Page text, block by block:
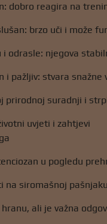
dobro reagira na
brzo uči i može
i odrasle: njegova
i pažljiv: stvara
prirodnoj suradnji i
uvjeti i zahtjevi
u pogledu
na siromašnoj
ali je važna